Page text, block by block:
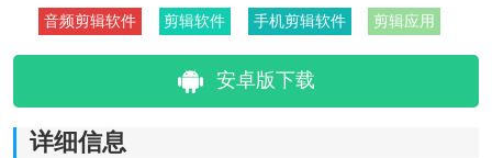
音频剪辑软件 剪辑软件 手机剪辑软件 剪辑应用
安卓版下载
详细信息